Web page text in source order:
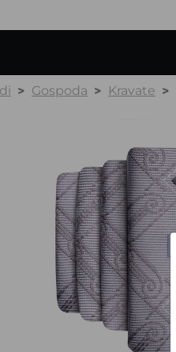
Gospoda Kravate